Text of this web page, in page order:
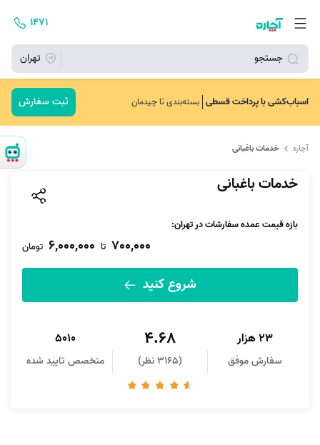
جستجو تهران
۱۴۷۱
اسباب‌کشی با پرداخت قسطی بسته‌بندی تا چیدمان ثبت سفارش
آچاره خدمات باغبانی
خدمات باغبانی
بازه قیمت عمده سفارشات در تهران:
700,000 تا 6,000,000 تومان
شروع کنید
23 هزار
سفارش موفق
4.68
(3165 نظر)
5010
متخصص تایید شده